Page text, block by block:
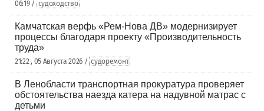
06:19 / судоходство
Камчатская верфь «Рем-Нова ДВ» модернизирует
процессы благодаря проекту «Производительность
труда»
21:22 , 05 Августа 2026 / судоремонт
В Ленобласти транспортная прокуратура проверяет
обстоятельства наезда катера на надувной матрас с
детьми